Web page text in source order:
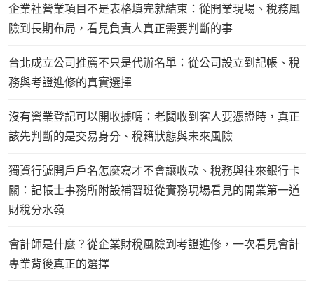
企業社營業項目不是表格填完就結束：從開業現場、稅務風
險到長期布局，看見負責人真正需要判斷的事
台北成立公司推薦不只是代辦名單：從公司設立到記帳、稅
務與考證進修的真實選擇
沒有營業登記可以開收據嗎：老闆收到客人要憑證時，真正
該先判斷的是交易身分、稅籍狀態與未來風險
獨資行號開戶戶名怎麼寫才不會讓收款、稅務與往來銀行卡
關：記帳士事務所附設補習班從實務現場看見的開業第一道
財稅分水嶺
會計師是什麼？從企業財稅風險到考證進修，一次看見會計
專業背後真正的選擇